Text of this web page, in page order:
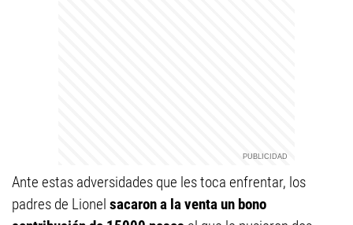
Ante estas adversidades que les toca enfrentar, los
padres de Lionel sacaron a la venta un bono